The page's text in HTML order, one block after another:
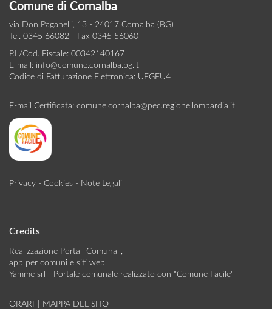
Comune di Cornalba
via Don Paganelli, 13 - 24017 Cornalba (BG)
Tel. 0345 66082 - Fax 0345 56060
P.I./Cod. Fiscale: 00342140167
E-mail: info@comune.cornalba.bg.it
Codice di Fatturazione Elettronica: UFGFU4
E-mail Certificata: comune.cornalba@pec.regione.lombardia.it
Privacy - Cookies - Note Legali
Credits
Realizzazione Portali Comunali,
app per comuni e siti web
Yamme srl - Portale comunale realizzato con "Comune Facile"
ORARI MAPPA DEL SITO